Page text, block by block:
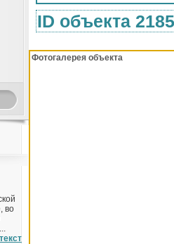
во
ID объекта
Фотогалерея объекта